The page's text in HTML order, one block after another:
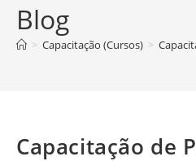
Blog
> Capacitação (Cursos) >
Capacitação de